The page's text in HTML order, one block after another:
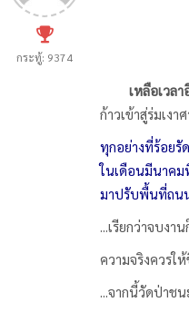
กระทู้: 9374
เหลือเวล
ก้าวเข้าสู่ร่มเงา
ทุกอย่างที่ร้อยรั
ในเดือนมีนาคม
มาปรับพื้นที่ถนน
...เรียกว่าจบง
ความจริงควรใ
...จากนี้วัดป่าชน